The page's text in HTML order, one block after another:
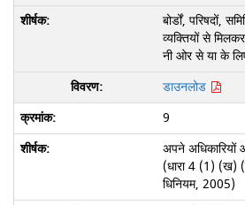
बोर्डों, परिषदों,
व्यक्तियों से
नी ओर से या के
डाउनलोड
9
अपने अधिकारियों
(धारा 4 (1) (ख)
धिनियम, 2005)